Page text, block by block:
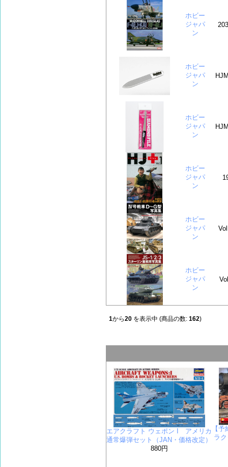
ホビー
ジャパ
ン
ホビー
ジャパ
ン
ホビー
ジャパ
ン
ホビー
ジャパ
ン
ホビー
ジャパ
ン
ホビー
ジャパ
ン
1から20を表示中 (商品の数: 162)
エアクラフト ウェポン I アメリカ
通常爆弾セット（JAN・価格改定）
880円
【
ラ